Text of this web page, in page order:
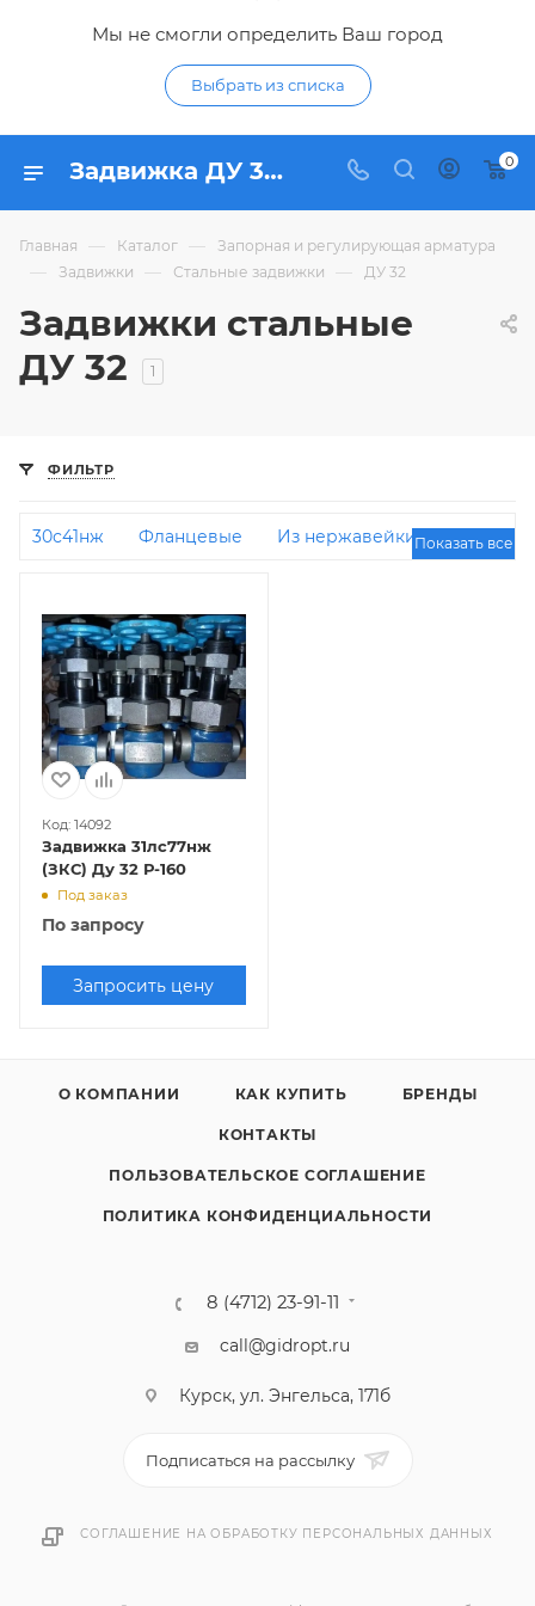
Мы не смогли определить Ваш город
Выбрать из списка
Задвижка ДУ 32 стальная - купить стальные задвижки ДУ32 (DN32) по низким ценам в интернет-магазине Гидропромтехника в Курске 0
Главная — Каталог — Запорная и регулирующая арматура
— Задвижки — Стальные задвижки — ДУ 32
Задвижки стальные
ДУ 32
1
ФИЛЬТР
30с41нж Фланцевые
Из нержавейки
ДУ 800
ДУ 50 31лс41нж
шпинделем
ДУ 40
ДУ 150
31лс577нж1
30с65нж
30с76нж
Показать все
Код: 14092
Задвижка 31лс77нж
(ЗКС) Ду 32 Р-160
Под заказ
По запросу
Запросить цену
О КОМПАНИИ КАК КУПИТЬ БРЕНДЫ
КОНТАКТЫ
ПОЛЬЗОВАТЕЛЬСКОЕ СОГЛАШЕНИЕ
ПОЛИТИКА КОНФИДЕНЦИАЛЬНОСТИ
8 (4712) 23-91-11
call@gidropt.ru
Курск, ул. Энгельса, 171б
Подписаться на рассылку
СОГЛАШЕНИЕ НА ОБРАБОТКУ ПЕРСОНАЛЬНЫХ ДАННЫХ